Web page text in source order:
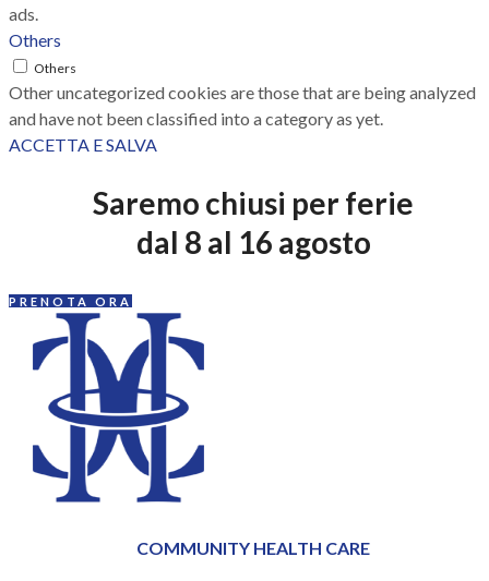
ads.
Others
Others
Other uncategorized cookies are those that are being analyzed
and have not been classified into a category as yet.
ACCETTA E SALVA
Saremo chiusi per ferie
dal 8 al 16 agosto
PRENOTA ORA
COMMUNITY HEALTH CARE